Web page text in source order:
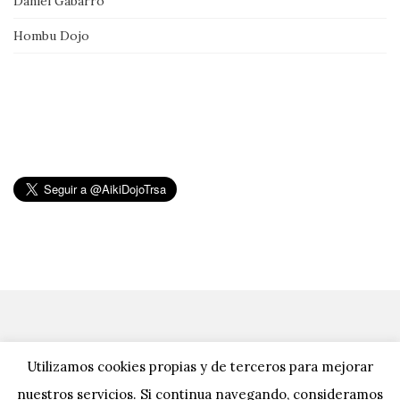
Hombu Dojo
Activello Tema porColorlibFunciona con WordPress
Utilizamos cookies propias y de terceros para mejorar
nuestros servicios. Si continua navegando, consideramos